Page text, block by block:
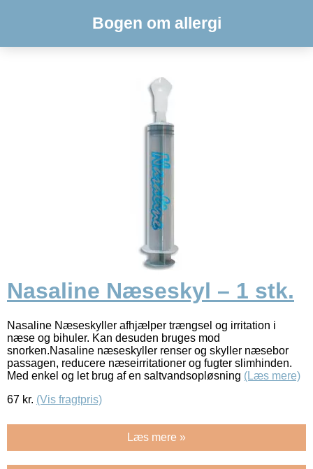
Bogen om allergi
Nasaline Næseskyl – 1 stk.
Nasaline Næseskyller afhjælper trængsel og irritation i
næse og bihuler. Kan desuden bruges mod
snorken.Nasaline næseskyller renser og skyller næsebor
passagen, reducere næseirritationer og fugter slimhinden.
Med enkel og let brug af en saltvandsopløsning (Læs mere)
67 kr. (Vis fragtpris)
Læs mere »